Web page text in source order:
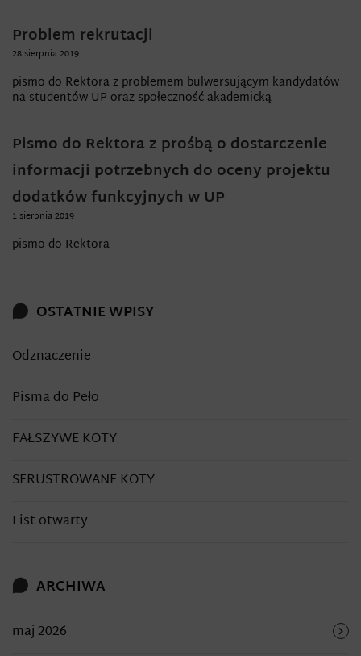
Problem rekrutacji
28 sierpnia 2019
pismo do Rektora z problemem bulwersującym kandydatów
na studentów UP oraz społeczność akademicką
Pismo do Rektora z prośbą o dostarczenie
informacji potrzebnych do oceny projektu
dodatków funkcyjnych w UP
1 sierpnia 2019
pismo do Rektora
OSTATNIE WPISY
Odznaczenie
Pisma do Peło
FAŁSZYWE KOTY
SFRUSTROWANE KOTY
List otwarty
ARCHIWA
maj 2026